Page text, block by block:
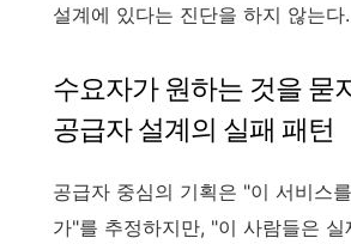
설계에 있다는 진단을 하지 않는다.
수요자가 원하는 것을 묻
공급자 설계의 실패 패턴
공급자 중심의 기획은 "이 서비스
가"를 추정하지만, "이 사람들은 실